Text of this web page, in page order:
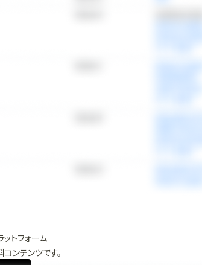
トフォーム
コンテンツです。